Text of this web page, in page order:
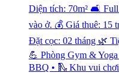
Diện tích: 70m² 🛋️ Full
vào ở. 💰 Giá thuê: 15
Đặt cọc: 02 tháng 🌿
💪 Phòng Gym &
BBQ • 🛝 Khu vui